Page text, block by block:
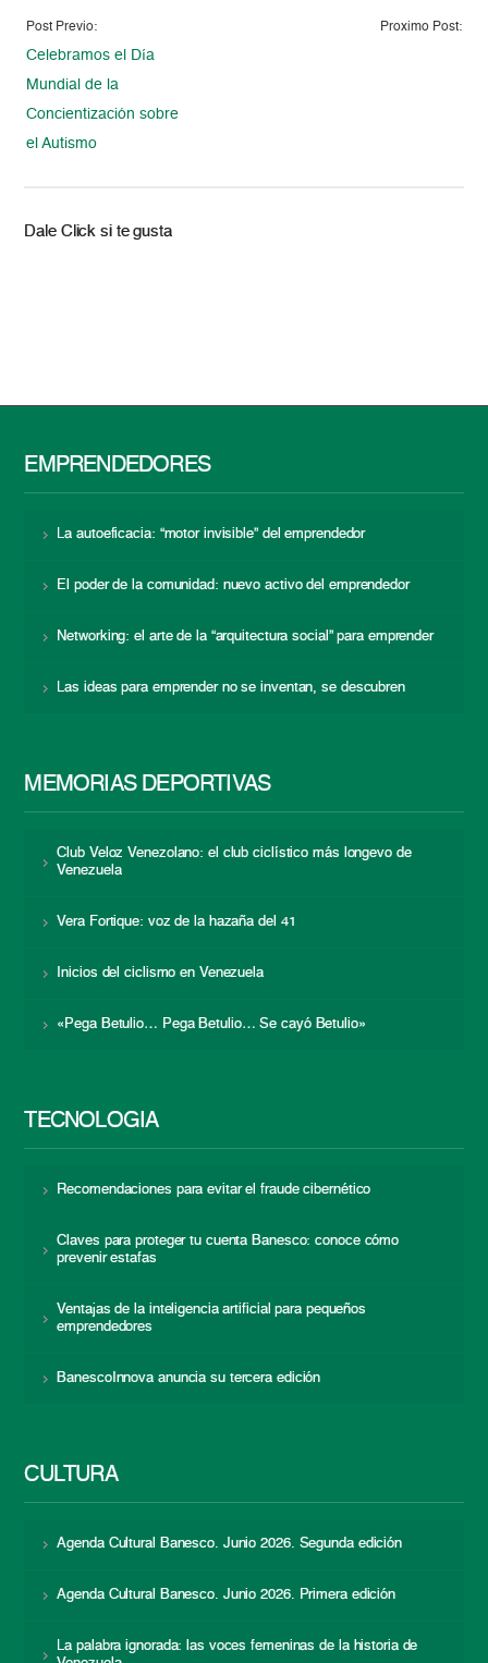
Post Previo:
Celebramos el Día
Mundial de la
Concientización sobre
el Autismo
Proximo Post:
Dale Click si te gusta
EMPRENDEDORES
La autoeficacia: “motor invisible” del emprendedor
El poder de la comunidad: nuevo activo del emprendedor
Networking: el arte de la “arquitectura social” para emprender
Las ideas para emprender no se inventan, se descubren
MEMORIAS DEPORTIVAS
Club Veloz Venezolano: el club ciclístico más longevo de
Venezuela
Vera Fortique: voz de la hazaña del 41
Inicios del ciclismo en Venezuela
«Pega Betulio… Pega Betulio… Se cayó Betulio»
TECNOLOGÍA
Recomendaciones para evitar el fraude cibernético
Claves para proteger tu cuenta Banesco: conoce cómo
prevenir estafas
Ventajas de la inteligencia artificial para pequeños
emprendedores
BanescoInnova anuncia su tercera edición
CULTURA
Agenda Cultural Banesco. Junio 2026. Segunda edición
Agenda Cultural Banesco. Junio 2026. Primera edición
La palabra ignorada: las voces femeninas de la historia de